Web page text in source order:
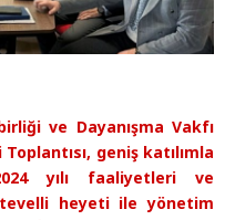
ve Dayanışma Vakfı
geniş katılımla
yılı faaliyetleri ve
heyeti ile yönetim